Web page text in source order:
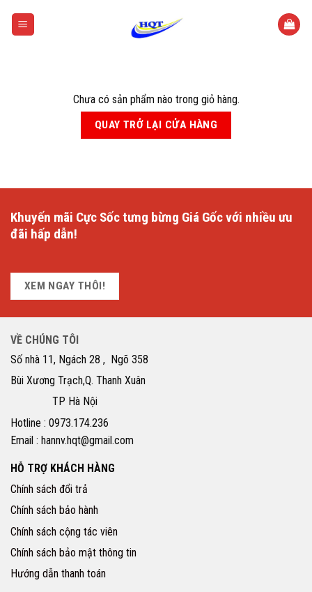
Chưa có sản phẩm nào trong giỏ hàng.
QUAY TRỞ LẠI CỬA HÀNG
Khuyến mãi Cực Sốctưng bừng Giá Gốcvới nhiều ưu
đãi hấp dẫn!
XEM NGAY THÔI!
VỀ CHÚNG TÔI
Số nhà 11, Ngách 28 , Ngõ 358
Bùi Xương Trạch,Q. Thanh Xuân
TP Hà Nội
Hotline : 0973.174.236
Email : hannv.hqt@gmail.com
HỖ TRỢ KHÁCH HÀNG
Chính sách đổi trả
Chính sách bảo hành
Chính sách cộng tác viên
Chính sách bảo mật thông tin
Hướng dẫn thanh toán